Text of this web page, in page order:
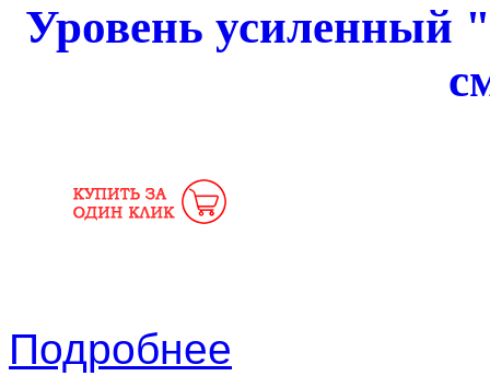
Уровень
Подробнее